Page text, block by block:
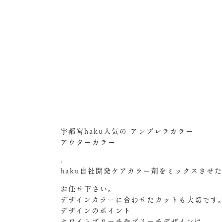
宇都宮haku人気の アンブレラカラー
アウターカラー
.
haku自社開発ケアカラー剤をミックスさせ
お任せ下さい。
デザインカラーに合わせたカットも大切です。
デザインのポイント